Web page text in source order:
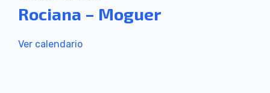
Rociana – Moguer
Ver calendario